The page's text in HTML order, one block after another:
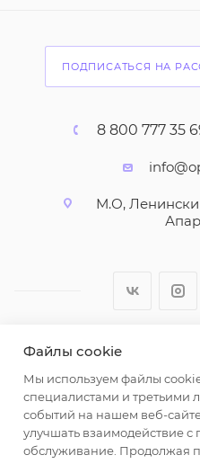
ПОДПИСАТЬСЯ НА
8 800 777 35
М.О,
2026 © ООО
Любая информация на
характер и не
определяемой
Гражданского кодекса
Файлы cookie
Мы используем файлы
специалистами и третьими
событий на нашем веб-
улучшать взаимодействие с
обслуживание. Продолжая